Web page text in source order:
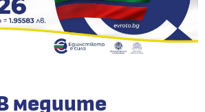
В медиите